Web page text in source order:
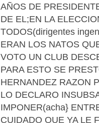
AÑOS DE
DE EL;EN LA
TODOS(dirigentes
ERAN LOS NATOS
VOTO UN CLUB
PARA ESTO SE
HERNANDEZ RAZON
LO DECLARO
IMPONER(acha}
CUIDADO QUE YA LE